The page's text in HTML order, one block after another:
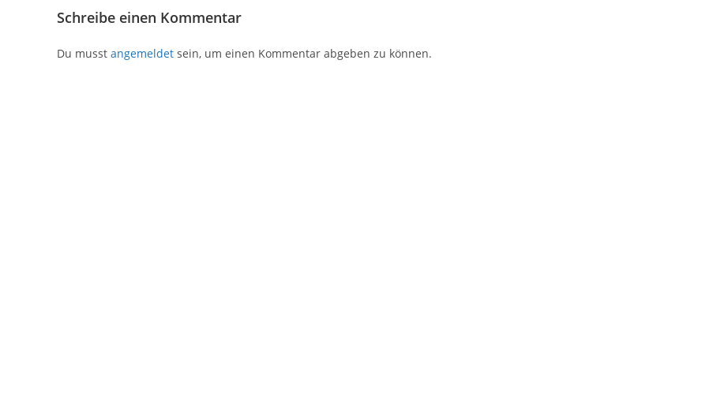
Schreibe einen Kommentar
Du musst angemeldet sein, um einen Kommentar abgeben zu können.